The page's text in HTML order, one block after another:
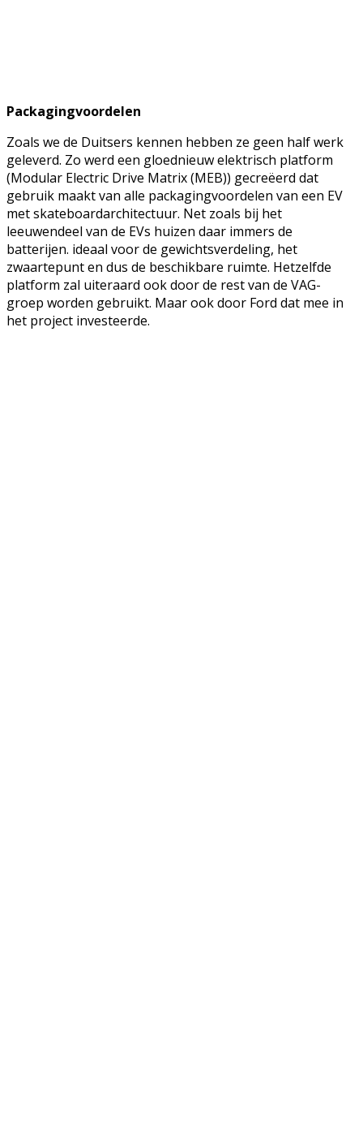
Packagingvoordelen
Zoals we de Duitsers kennen hebben ze geen half werk
geleverd. Zo werd een gloednieuw elektrisch platform
(Modular Electric Drive Matrix (MEB)) gecreëerd dat
gebruik maakt van alle packagingvoordelen van een EV
met skateboardarchitectuur. Net zoals bij het
leeuwendeel van de EVs huizen daar immers de
batterijen. ideaal voor de gewichtsverdeling, het
zwaartepunt en dus de beschikbare ruimte. Hetzelfde
platform zal uiteraard ook door de rest van de VAG-
groep worden gebruikt. Maar ook door Ford dat mee in
het project investeerde.